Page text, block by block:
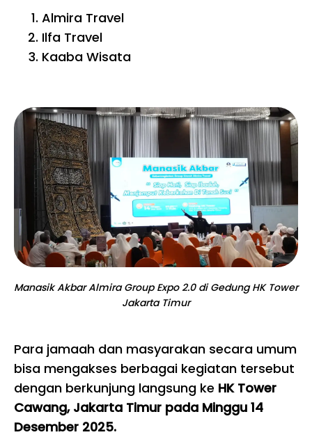
Almira Travel
Ilfa Travel
Kaaba Wisata
Manasik Akbar Almira Group Expo 2.0 di Gedung HK Tower
Jakarta Timur
Para jamaah dan masyarakan secara umum
bisa mengakses berbagai kegiatan tersebut
dengan berkunjung langsung ke HK Tower
Cawang, Jakarta Timur pada Minggu 14
Desember 2025.